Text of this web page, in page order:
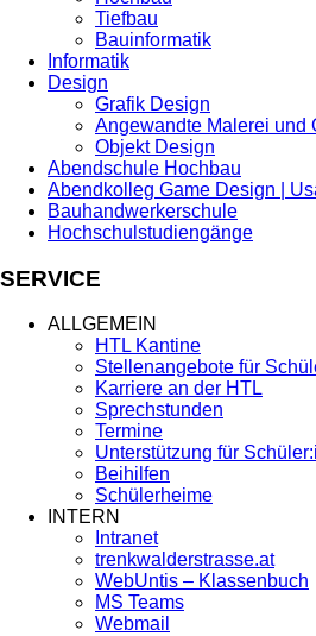
Tiefbau
Bauinformatik
Informatik
Design
Grafik Design
Angewandte Malerei und
Objekt Design
Abendschule Hochbau
Abendkolleg Game Design |
Bauhandwerkerschule
Hochschulstudiengänge
SERVICE
ALLGEMEIN
HTL Kantine
Stellenangebote für
Karriere an der HTL
Sprechstunden
Termine
Unterstützung für
Beihilfen
Schülerheime
INTERN
Intranet
trenkwalderstrasse.at
WebUntis – Klassenbuch
MS Teams
Webmail